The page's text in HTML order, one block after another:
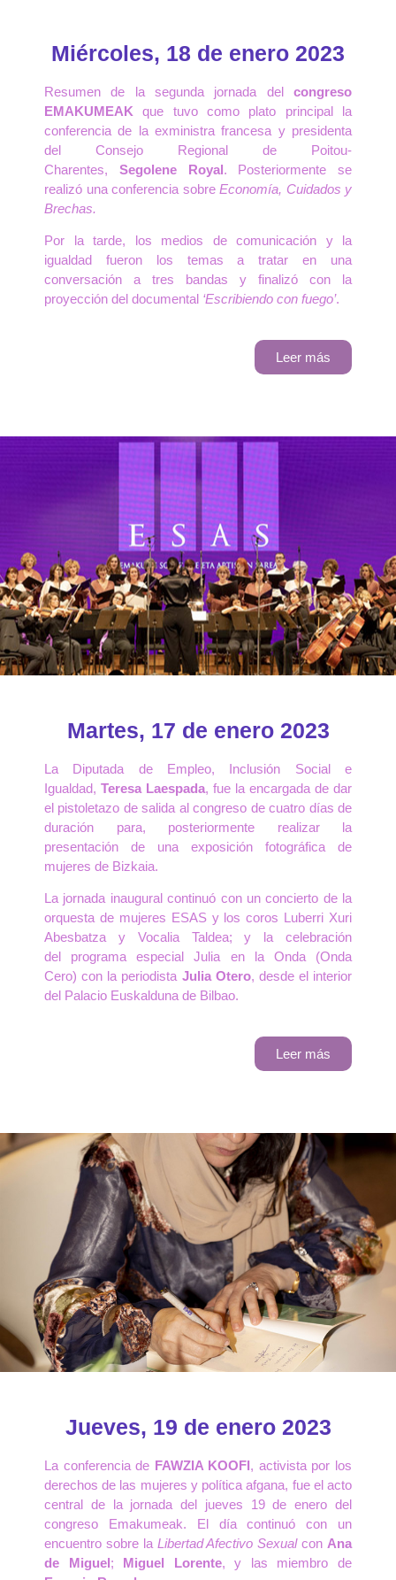
Martes, 17 de enero 2023
La Diputada de Empleo, Inclusión Social e
Igualdad, Teresa Laespada, fue la encargada de dar
el pistoletazo de salida al congreso de cuatro días de
duración para, posteriormente realizar la
presentación de una exposición fotográfica de
mujeres de Bizkaia.
La jornada inaugural continuó con un concierto de la
orquesta de mujeres ESAS y los coros Luberri Xuri
Abesbatza y Vocalia Taldea; y la celebración
del programa especial Julia en la Onda (Onda
Cero) con la periodista Julia Otero, desde el interior
del Palacio Euskalduna de Bilbao.
Leer más
Miércoles, 18 de enero 2023
Resumen de la segunda jornada del congreso
EMAKUMEAK que tuvo como plato principal la
conferencia de la exministra francesa y presidenta
del Consejo Regional de Poitou-
Charentes, Segolene Royal. Posteriormente se
realizó una conferencia sobre Economía, Cuidados y
Brechas.
Por la tarde, los medios de comunicación y la
igualdad fueron los temas a tratar en una
conversación a tres bandas y finalizó con la
proyección del documental ‘Escribiendo con fuego’.
Leer más
Jueves, 19 de enero 2023
La conferencia de FAWZIA KOOFI, activista por los
derechos de las mujeres y política afgana, fue el acto
central de la jornada del jueves 19 de enero del
congreso Emakumeak. El día continuó con un
encuentro sobre la Libertad Afectivo Sexualcon Ana
de Miguel; Miguel Lorente, y las miembro de